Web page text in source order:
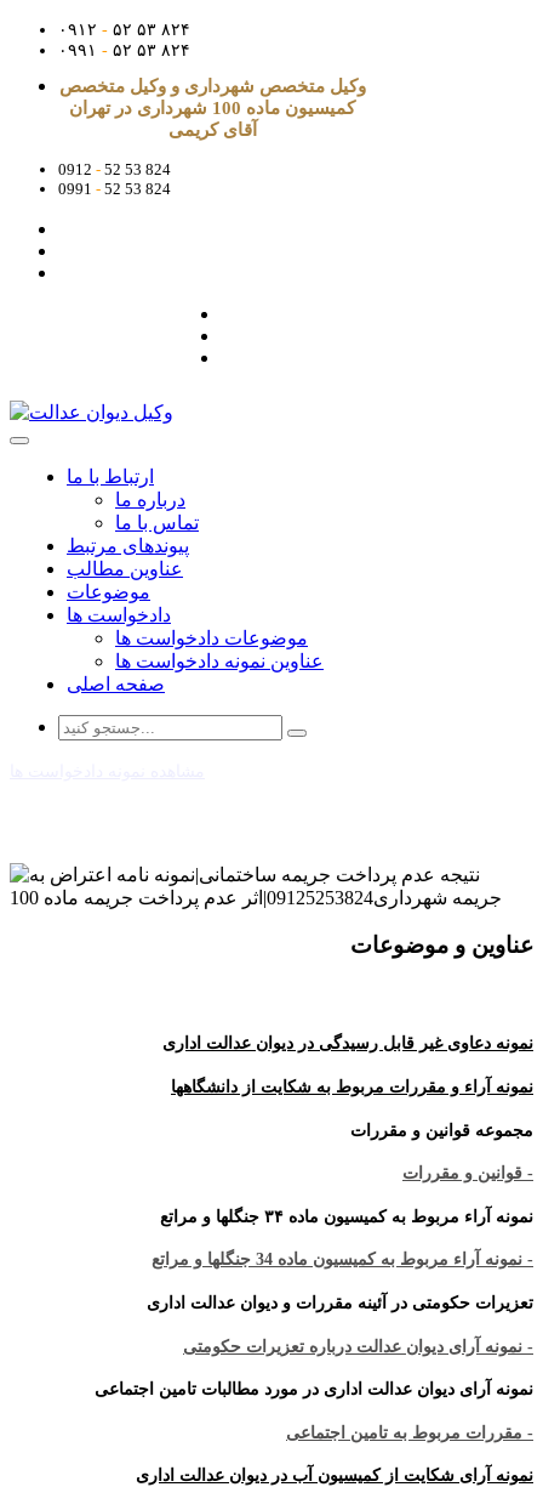
۰۹۱۲ - ۵۲ ۵۳ ۸۲۴
۰۹۹۱ - ۵۲ ۵۳ ۸۲۴
وکیل متخصص شهرداری و وکیل متخصص
کمیسیون ماده 100 شهرداری در تهران
آقای کریمی
0912 - 52 53 824
0991 - 52 53 824
ارتباط با ما
درباره ما
تماس با ما
پیوندهای مرتبط
عناوین مطالب
موضوعات
دادخواست ها
موضوعات دادخواست ها
عناوین نمونه دادخواست ها
صفحه اصلی
عناوین و موضوعات
نمونه دعاوی غیر قابل رسیدگی در دیوان عدالت اداری
نمونه آراء و مقررات مربوط به شکایت از دانشگاهها
مجموعه قوانین و مقررات
- قوانین و مقررات
نمونه آراء مربوط به کمیسیون ماده ۳۴ جنگلها و مراتع
- نمونه آراء مربوط به کمیسیون ماده 34 جنگلها و مراتع
تعزیرات حکومتی در آئینه مقررات و دیوان عدالت اداری
- نمونه آرای دیوان عدالت درباره تعزیرات حکومتی
نمونه آرای دیوان عدالت اداری در مورد مطالبات تامین اجتماعی
- مقررات مربوط به تامین اجتماعی
نمونه آرای شکایت از کمیسیون آب در دیوان عدالت اداری